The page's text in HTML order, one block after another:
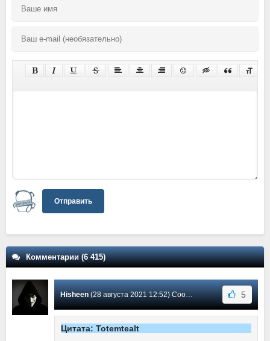
Отправить
Комментарии (6 415)
Hisheen(28 августа 2021 12:52) Сообщение #473 5
Цитата: Totemtealt